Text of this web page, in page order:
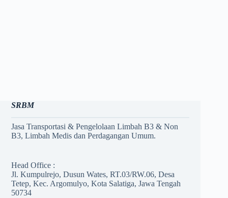
SRBM
Jasa Transportasi & Pengelolaan Limbah B3 & Non
B3, Limbah Medis dan Perdagangan Umum.
Head Office :
Jl. Kumpulrejo, Dusun Wates, RT.03/RW.06, Desa
Tetep, Kec. Argomulyo, Kota Salatiga, Jawa Tengah
50734